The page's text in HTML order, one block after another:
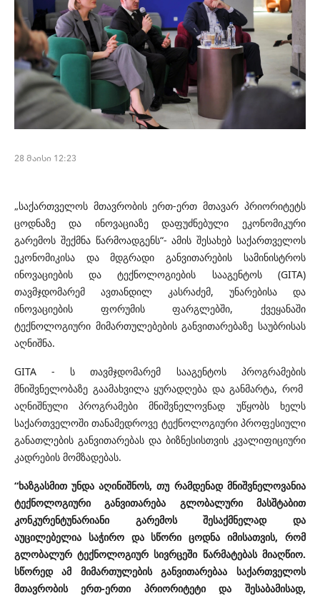
28 მაისი 12:23
„საქართველოს მთავრობის ერთ-ერთ მთავარ პრიორიტეტს
ცოდნაზე და ინოვაციაზე დაფუძნებული ეკონომიკური
გარემოს შექმნა წარმოადგენს“- ამის შესახებ საქართველოს
ეკონომიკისა და მდგრადი განვითარების სამინისტროს
ინოვაციების და ტექნოლოგიების სააგენტოს (GITA)
თავმჯდომარემ ავთანდილ კასრაძემ, უნარებისა და
ინოვაციების ფორუმის ფარგლებში, ქვეყანაში
ტექნოლოგიური მიმართულებების განვითარებაზე საუბრისას
აღნიშნა.
GITA - ს თავმჯდომარემ სააგენტოს პროგრამების
მნიშვნელობაზე გაამახვილა ყურადღება და განმარტა, რომ
აღნიშნული პროგრამები მნიშვნელოვნად უწყობს ხელს
საქართველოში თანამედროვე ტექნოლოგიური პროფესიული
განათლების განვითარებას და ბიზნესისთვის კვალიფიციური
კადრების მომზადებას.
“ხაზგასმით უნდა აღინიშნოს, თუ რამდენად მნიშვნელოვანია
ტექნოლოგიური განვითარება გლობალური მასშტაბით
კონკურენტუნარიანი გარემოს შესაქმნელად და
აუცილებელია საჭირო და სწორი ცოდნა იმისათვის, რომ
გლობალურ ტექნოლოგიურ სივრცეში წარმატებას მიაღწიო.
სწორედ ამ მიმართულების განვითარებაა საქართველოს
მთავრობის ერთ-ერთი პრიორიტეტი და შესაბამისად,